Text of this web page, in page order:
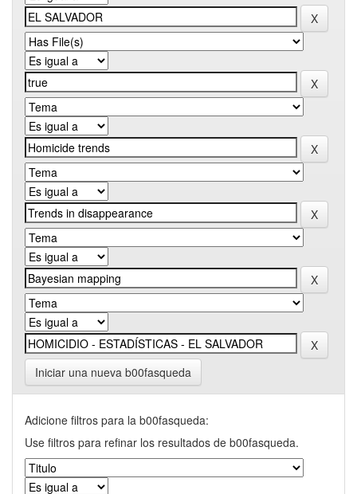
Iniciar una nueva b00fasqueda
Adicione filtros para la b00fasqueda:
Use filtros para refinar los resultados de b00fasqueda.